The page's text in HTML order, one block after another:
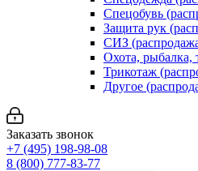
Спецобувь
Защита рук
СИЗ
Охота, рыбалка,
Трикотаж
Другое
Заказать звонок
+7 (495) 198-98-08
8 (800) 777-83-77